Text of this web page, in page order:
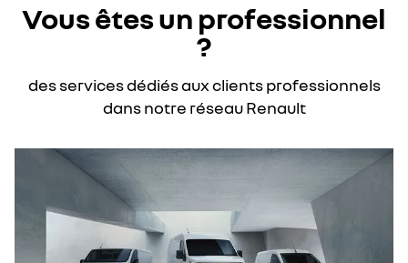
Vous êtes un professionnel
?
des services dédiés aux clients professionnels
dans notre réseau Renault